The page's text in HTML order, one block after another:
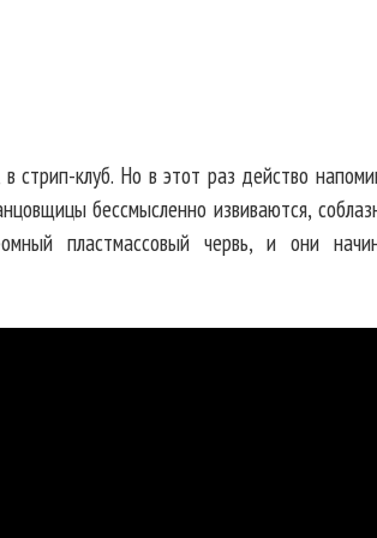
стрип-клуб. Но в этот раз действо
бессмысленно извиваются,
пластмассовый червь, и они